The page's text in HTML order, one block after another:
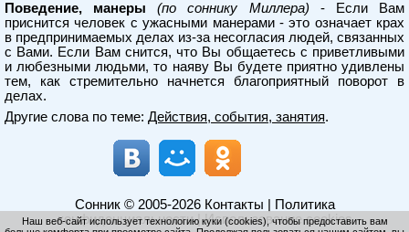
Поведение, манеры (по соннику Миллера) - Если Вам
приснится человек с ужасными манерами - это означает крах
в предпринимаемых делах из-за несогласия людей, связанных
с Вами. Если Вам снится, что Вы общаетесь с приветливыми
и любезными людьми, то наяву Вы будете приятно удивлены
тем, как стремительно начнется благоприятный поворот в
делах.
Другие слова по теме: Действия, события, занятия.
Сонник© 2005-2026 Контакты
Политика
конфиденциальности|Использование cookies
Наш веб-сайт использует технологию куки (cookies), чтобы предоставить вам